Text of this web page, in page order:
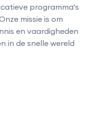
programma's
missie is om
en vaardigheden
in de snelle wereld